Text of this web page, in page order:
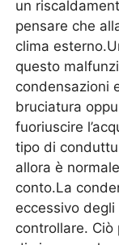
un
pensare che
clima
questo
condensazioni
bruciatura
fuoriuscire
tipo di
allora è
conto.La
eccessivo
controllare.